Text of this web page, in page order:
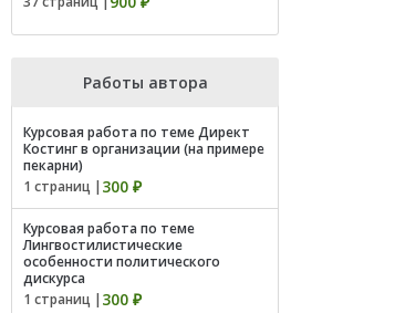
Работы автора
Курсовая работа по теме Директ
Костинг в организации (на примере
пекарни)
1 страниц | 300 ₽
Курсовая работа по теме
Лингвостилистические
особенности политического
дискурса
1 страниц | 300 ₽